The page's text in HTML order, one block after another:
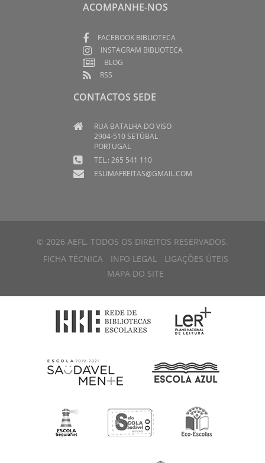
ACOMPANHE-NOS
FACEBOOK BIBLIOTECA
INSTAGRAM BIBLIOTECA
BLOG
RSS
CONTACTOS SEDE
RUA BATALHA DO VISO
2904-510 SETÚBAL
PORTUGAL
TEL.: 265 541 110
ESLIMAFREITAS@GMAIL.COM
© 2026 AEFL. TODOS OS DIREITOS RESERVADOS.
FICHA TÉCNICA
INFO LEGAL
LIGAÇÕES ÚTEIS
MAPA DO SITE